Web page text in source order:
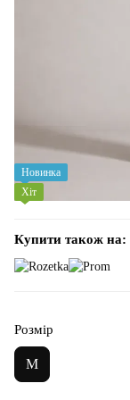
Новинка
Хіт
Купити також на:
Розмір
M